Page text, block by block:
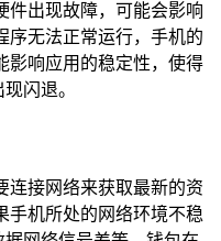
件出现故障，可能会影响
序无法正常运行，手机的
影响应用的稳定性，使得
闪退。
连接网络来获取最新的资
手机所处的网络环境不稳